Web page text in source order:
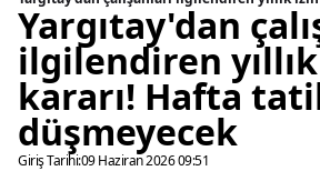
Yargıtay'dan
ilgilendiren
kararı! Hafta
düşmeyecek
Giriş Tarihi:09 Haziran 2026 09:51